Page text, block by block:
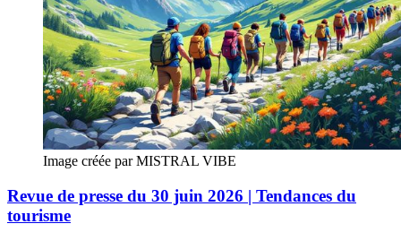
Image créée par MISTRAL VIBE
Revue de presse du 30 juin 2026 | Tendances du
tourisme